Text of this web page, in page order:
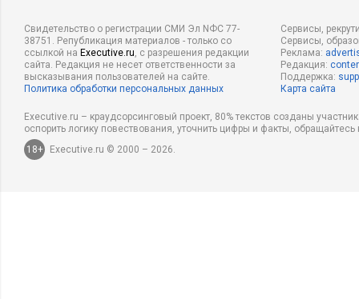
Свидетельство о регистрации СМИ Эл NФС 77-
38751. Републикация материалов - только со
ссылкой на Executive.ru, с разрешения редакции
сайта. Редакция не несет ответственности за
высказывания пользователей на сайте.
Политика обработки персональных данных
Сервисы,
Сервисы,
Реклама:
Редакция:
Поддержка:
Карта сайта
Executive.ru – краудсорсинговый проект, 80% текстов созданы
оспорить логику повествования, уточнить цифры и факты,
18+
Executive.ru © 2000 – 2026.